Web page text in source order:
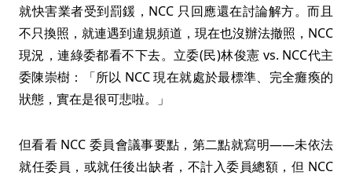
就快害業者受到罰鍰，NCC 只回應還在討論解方。而且
不只換照，就連遇到違規頻道，現在也沒辦法撤照，NCC
現況，連綠委都看不下去。立委(民)林俊憲 vs. NCC代主
委陳崇樹：「所以 NCC 現在就處於最標準、完全癱瘓的
狀態，實在是很可悲啦。」
但看看 NCC 委員會議事要點，第二點就寫明——未依法
就任委員，或就任後出缺者，不計入委員總額，但 NCC